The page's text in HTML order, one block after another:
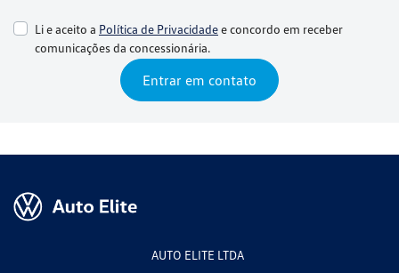
Li e aceito a Política de Privacidadee concordo em receber
comunicações da concessionária.
Entrar em contato
AUTO ELITE LTDA